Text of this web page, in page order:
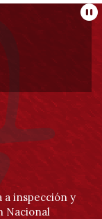
a inspección y
Nacional